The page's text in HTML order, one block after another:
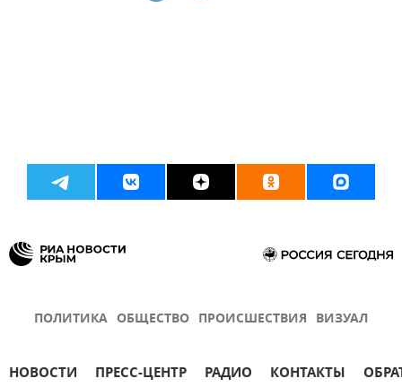
ПОЛИТИКА ОБЩЕСТВО ПРОИСШЕСТВИЯ ВИЗУАЛ
НОВОСТИ ПРЕСС-ЦЕНТР РАДИО КОНТАКТЫ